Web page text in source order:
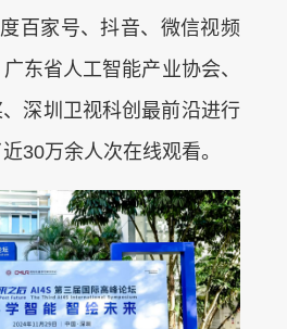
百家号、抖音、微信视频
东省人工智能产业协会、
深圳卫视科创最前沿进行
30万余人次在线观看。